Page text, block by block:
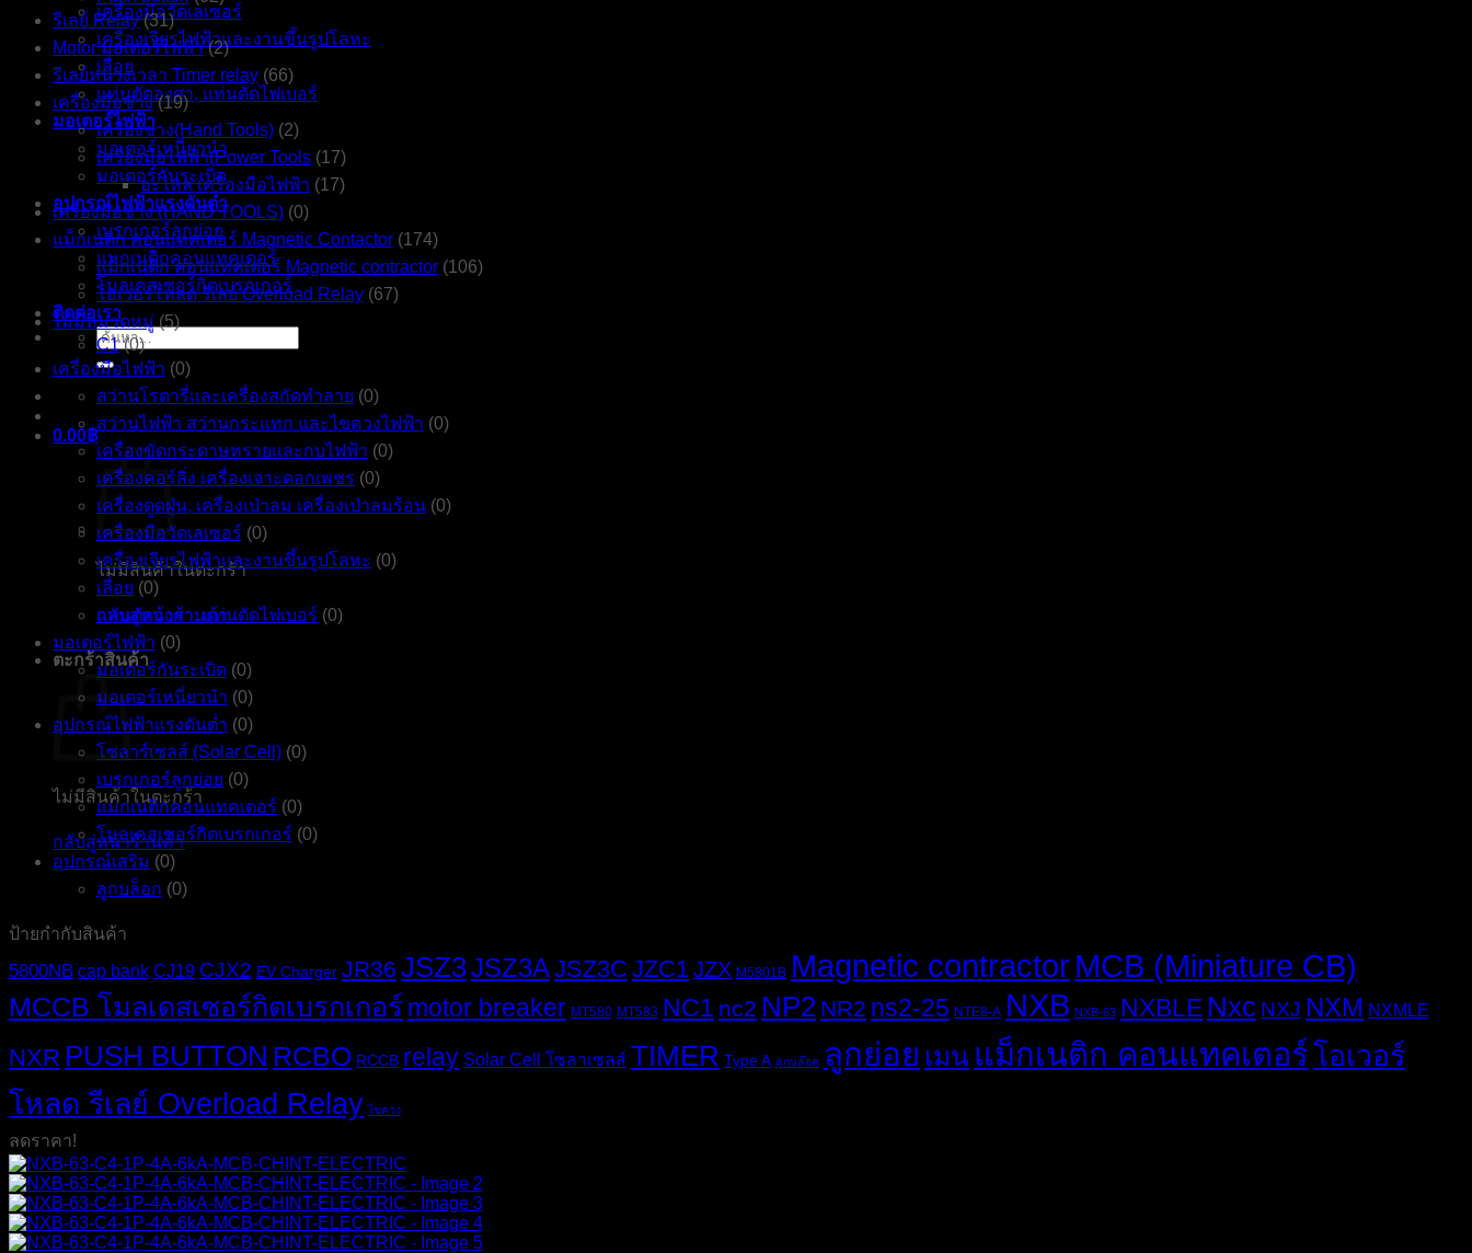
เครื่องมือวัดเลเซอร์
เครื่องเจียรไฟฟ้าและงานขึ้นรูปโลหะ
เลื่อย
แท่นตัดองศา, แท่นตัดไฟเบอร์
มอเตอร์ไฟฟ้า
มอเตอร์เหนี่ยวนำ
มอเตอร์กันระเบิด
อุปกรณ์ไฟฟ้าแรงดันต่ำ
เบรกเกอร์ลูกย่อย
แมกเนติกคอนแทคเตอร์
โมลเคสเซอร์กิตเบรกเกอร์
ติดต่อเรา
ค้นหา:
0.00฿
ไม่มีสินค้าในตะกร้า
กลับสู่หน้าร้านค้า
ตะกร้าสินค้า
ไม่มีสินค้าในตะกร้า
กลับสู่หน้าร้านค้า
รีเลย์ Relay (31)
Motor มอเตอร์ไฟฟ้า (2)
รีเลย์หน่วงเวลา Timer relay (66)
เครื่องมือช่าง (19)
เครื่องช่าง(Hand Tools) (2)
เครื่องมือไฟฟ้า(Power Tools (17)
อะไหล่ เครื่องมือไฟฟ้า (17)
เครื่องมือช่าง (HAND TOOLS) (0)
แม็กเนติก คอนแทคเตอร์ Magnetic Contactor (174)
แม็กเนติก คอนแทคเตอร์ Magnetic contractor (106)
โอเวอร์โหลด รีเลย์ Overload Relay (67)
ไม่มีหมวดหมู่ (5)
C1 (0)
เครื่องมือไฟฟ้า (0)
สว่านโรตารี่และเครื่องสกัดทำลาย (0)
สว่านไฟฟ้า สว่านกระแทก และไขควงไฟฟ้า (0)
เครื่องขัดกระดาษทรายและกบไฟฟ้า (0)
เครื่องคอร์ลิ่ง เครื่องเจาะดอกเพชร (0)
เครื่องดูดฝุ่น, เครื่องเป่าลม เครื่องเป่าลมร้อน (0)
เครื่องมือวัดเลเซอร์ (0)
เครื่องเจียรไฟฟ้าและงานขึ้นรูปโลหะ (0)
เลื่อย (0)
แท่นตัดองศา, แท่นตัดไฟเบอร์ (0)
มอเตอร์ไฟฟ้า (0)
มอเตอร์กันระเบิด (0)
มอเตอร์เหนี่ยวนำ (0)
อุปกรณ์ไฟฟ้าแรงดันต่ำ (0)
โซลาร์เซลส์ (Solar Cell) (0)
เบรกเกอร์ลูกย่อย (0)
แมกเนติกคอนแทคเตอร์ (0)
โมลเคสเซอร์กิตเบรกเกอร์ (0)
อุปกรณ์เสริม (0)
ลูกบล็อก (0)
ป้ายกำกับสินค้า
5800NB cap bank CJ19 CJX2 EV Charger JR36 JSZ3JSZ3AJSZ3C JZC1JZX M5801B Magnetic contractorMCB (Miniature CB)
MCCB โมลเดสเซอร์กิตเบรกเกอร์ motor breaker MT580 MT583 NC1 nc2 NP2 NR2 ns2-25 NTE8-A NXB NXB-63 NXBLE Nxc NXJ NXM NXMLE
NXR PUSH BUTTON RCBO RCCB relay Solar Cell โซลาเซลส์ TIMER Type A ลูกบล๊อค ลูกย่อย เมน แม็กเนติก คอนแทคเตอร์โอเวอร์
โหลด รีเลย์ Overload Relay ไขควง
ลดราคา!